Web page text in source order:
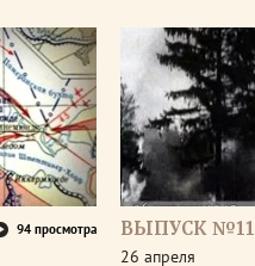
94 просмотра ВЫПУСК
26 апреля